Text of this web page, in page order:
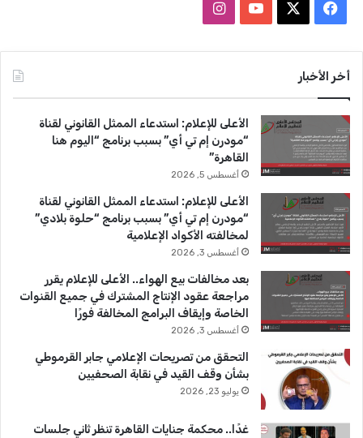
س
و
ك
T
u
b
e
ق
ا
م
أخر الأخبار
الأعلى للإعلام: استدعاء الممثل القانوني لقناة
“مودرن إم تي أي” بسبب برنامج “اليوم هنا
القاهرة”
أغسطس 5, 2026
الأعلى للإعلام: استدعاء الممثل القانوني لقناة
“مودرن إم تي أي” بسبب برنامج “حلوة بلادي”
لمخالفته الأكواد الإعلامية
أغسطس 3, 2026
بعد مخالفات بيع الهواء.. الأعلى للإعلام يقرر
مراجعة عقود الإنتاج المشترك في جميع القنوات
الخاصة وإيقاف البرامج المخالفة فورًا
أغسطس 3, 2026
التحقق من تصريحات الإعلامي جابر القرموطي
بشأن وقف القيد في نقابة الصحفيين
يوليو 23, 2026
غدًا.. محكمة جنايات القاهرة تنظر ثاني جلسات